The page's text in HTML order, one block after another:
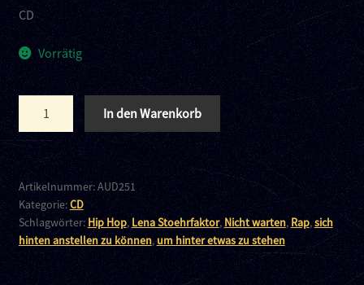
CD
Vorrätig
Stoehrfaktor
-
Nicht
warten,
sich
hinten
anstellen
In den Warenkorb
Artikelnummer:AUD251
Kategorie:CD
Schlagwörter: Hip Hop, Lena Stoehrfaktor,Nicht warten, Rap,sich
hinten anstellen zu können,um hinter etwas zu stehen